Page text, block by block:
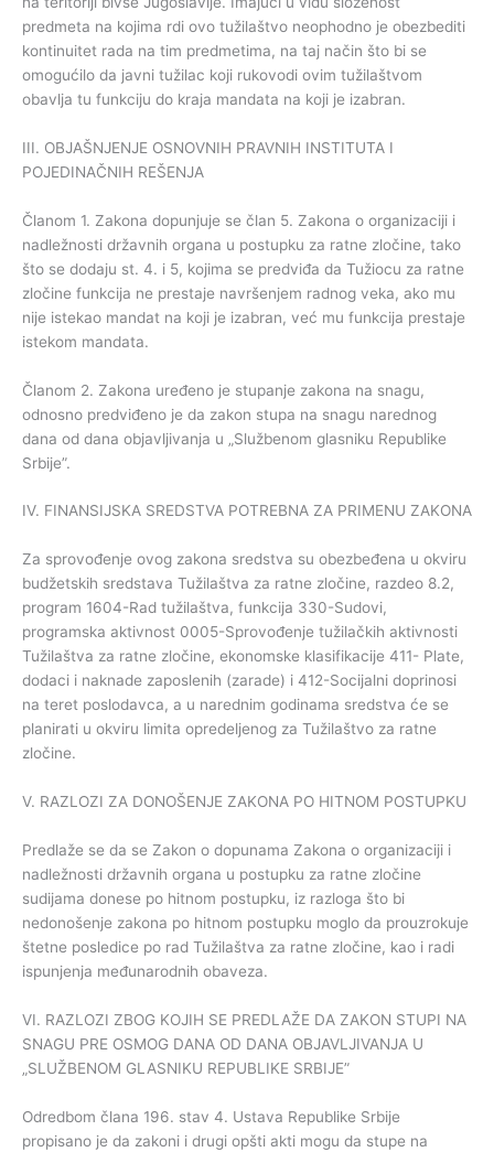
predmeta na kojima rdi ovo tužilaštvo neophodno je obezbediti
kontinuitet rada na tim predmetima, na taj način što bi se
omogućilo da javni tužilac koji rukovodi ovim tužilaštvom
obavlja tu funkciju do kraja mandata na koji je izabran.
III. OBJAŠNJENJE OSNOVNIH PRAVNIH INSTITUTA I
POJEDINAČNIH REŠENJA
Članom 1. Zakona dopunjuje se član 5. Zakona o organizaciji i
nadležnosti državnih organa u postupku za ratne zločine, tako
što se dodaju st. 4. i 5, kojima se predviđa da Tužiocu za ratne
zločine funkcija ne prestaje navršenjem radnog veka, ako mu
nije istekao mandat na koji je izabran, već mu funkcija prestaje
istekom mandata.
Članom 2. Zakona uređeno je stupanje zakona na snagu,
odnosno predviđeno je da zakon stupa na snagu narednog
dana od dana objavljivanja u „Službenom glasniku Republike
Srbije”.
IV. FINANSIJSKA SREDSTVA POTREBNA ZA PRIMENU ZAKONA
Za sprovođenje ovog zakona sredstva su obezbeđena u okviru
budžetskih sredstava Tužilaštva za ratne zločine, razdeo 8.2,
program 1604-Rad tužilaštva, funkcija 330-Sudovi,
programska aktivnost 0005-Sprovođenje tužilačkih aktivnosti
Tužilaštva za ratne zločine, ekonomske klasifikacije 411- Plate,
dodaci i naknade zaposlenih (zarade) i 412-Socijalni doprinosi
na teret poslodavca, a u narednim godinama sredstva će se
planirati u okviru limita opredeljenog za Tužilaštvo za ratne
zločine.
V. RAZLOZI ZA DONOŠENJE ZAKONA PO HITNOM POSTUPKU
Predlaže se da se Zakon o dopunama Zakona o organizaciji i
nadležnosti državnih organa u postupku za ratne zločine
sudijama donese po hitnom postupku, iz razloga što bi
nedonošenje zakona po hitnom postupku moglo da prouzrokuje
štetne posledice po rad Tužilaštva za ratne zločine, kao i radi
ispunjenja međunarodnih obaveza.
VI. RAZLOZI ZBOG KOJIH SE PREDLAŽE DA ZAKON STUPI NA
SNAGU PRE OSMOG DANA OD DANA OBJAVLJIVANJA U
„SLUŽBENOM GLASNIKU REPUBLIKE SRBIJE”
Odredbom člana 196. stav 4. Ustava Republike Srbije
propisano je da zakoni i drugi opšti akti mogu da stupe na